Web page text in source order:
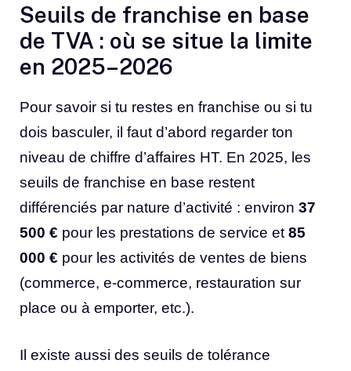
Seuils de franchise en base
de TVA : où se situe la limite
en 2025–2026
Pour savoir si tu restes en franchise ou si tu
dois basculer, il faut d’abord regarder ton
niveau de chiffre d’affaires HT. En 2025, les
seuils de franchise en base restent
différenciés par nature d’activité : environ 37
500 € pour les prestations de service et 85
000 € pour les activités de ventes de biens
(commerce, e-commerce, restauration sur
place ou à emporter, etc.).
Il existe aussi des seuils de tolérance